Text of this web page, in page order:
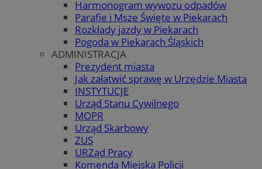
Harmonogram wywozu odpadów
Parafie i Msze Święte w Piekarach
Rozkłady jazdy w Piekarach
Pogoda w Piekarach Śląskich
ADMINISTRACJA
Prezydent miasta
Jak załatwić sprawę w Urzędzie Miasta
INSTYTUCJE
Urząd Stanu Cywilnego
MOPR
Urząd Skarbowy
ZUS
URZąd Pracy
Komenda Miejska Policji